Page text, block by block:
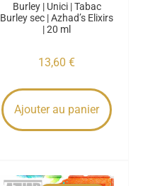
Burley | Unici | Tabac
Burley sec | Azhad’s Elixirs
| 20 ml
13,60 €
Ajouter au panier